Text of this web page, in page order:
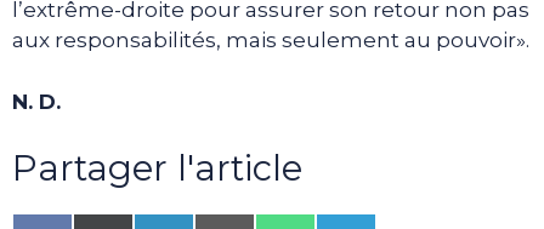
l’extrême-droite pour assurer son retour non pas
aux responsabilités, mais seulement au pouvoir».
N. D.
Partager l'article